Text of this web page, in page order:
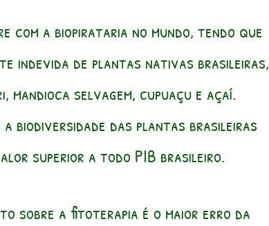
com a biopirataria no mundo, tendo que
indevida de plantas nativas brasileiras,
mandioca selvagem, cupuaçu e açaí.
biodiversidade das plantas brasileiras
superior a todo PIB brasileiro.
sobre a fitoterapia é o maior erro da